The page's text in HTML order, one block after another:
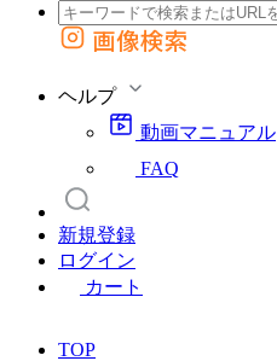
外部サイトの商品をカートに追加
画像検索
ヘルプ
動画マニュアル
FAQ
新規登録
ログイン
カート
TOP